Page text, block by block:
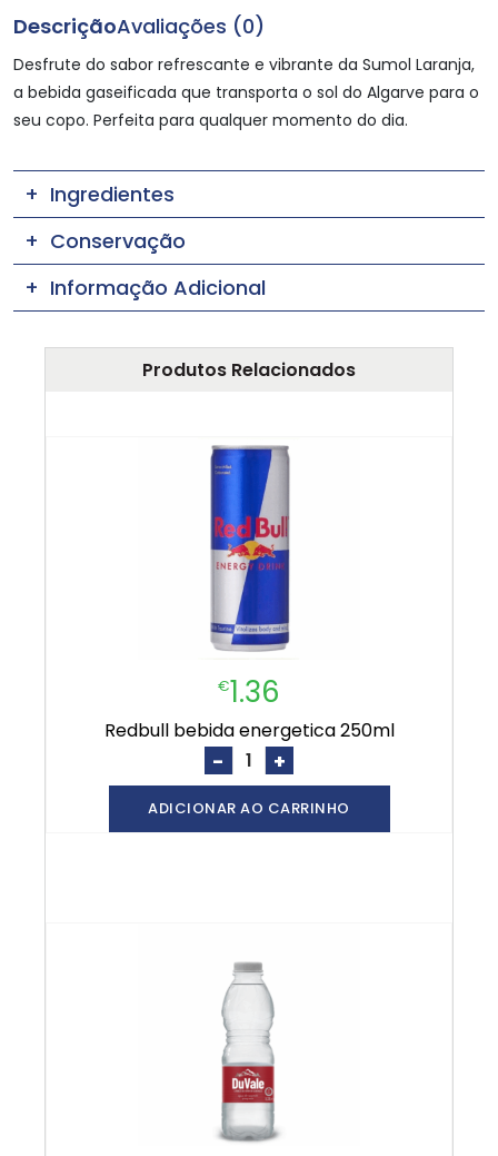
DescriçãoAvaliações (0)
Desfrute do sabor refrescante e vibrante da Sumol Laranja,
a bebida gaseificada que transporta o sol do Algarve para o
seu copo. Perfeita para qualquer momento do dia.
Ingredientes
Conservação
Informação Adicional
Produtos Relacionados
€1.36
redbull bebida energetica 250ml
- +
ADICIONAR AO CARRINHO